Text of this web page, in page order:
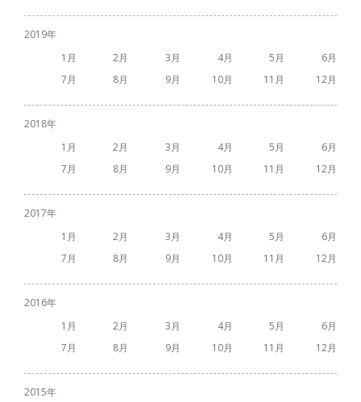
2019
1
2 3 4 5
6
7
8 9 10 11 12
2018
1
2 3 4 5
6
7
8 9 10 11 12
2017
1
2 3 4 5
6
7
8 9 10 11 12
2016
1
2 3 4 5
6
7
8 9 10 11 12
2015